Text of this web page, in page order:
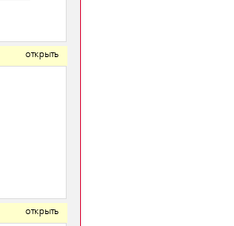
открыть
открыть